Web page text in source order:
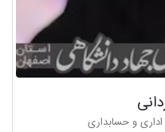
و حسابداری